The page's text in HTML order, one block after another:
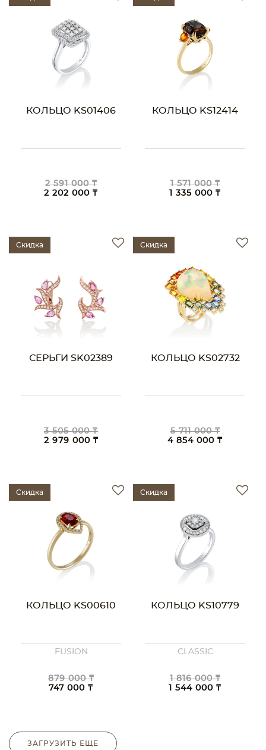
КОЛЬЦО KS01406
2 591 000 ₸
2 202 000 ₸
КОЛЬЦО KS12414
1 571 000 ₸
1 335 000 ₸
Скидка
СЕРЬГИ SK02389
3 505 000 ₸
2 979 000 ₸
Скидка
КОЛЬЦО KS02732
5 711 000 ₸
4 854 000 ₸
Скидка
КОЛЬЦО KS00610
FUSION
879 000 ₸
747 000 ₸
Скидка
КОЛЬЦО KS10779
CLASSIC
1 816 000 ₸
1 544 000 ₸
ЗАГРУЗИТЬ ЕЩЕ